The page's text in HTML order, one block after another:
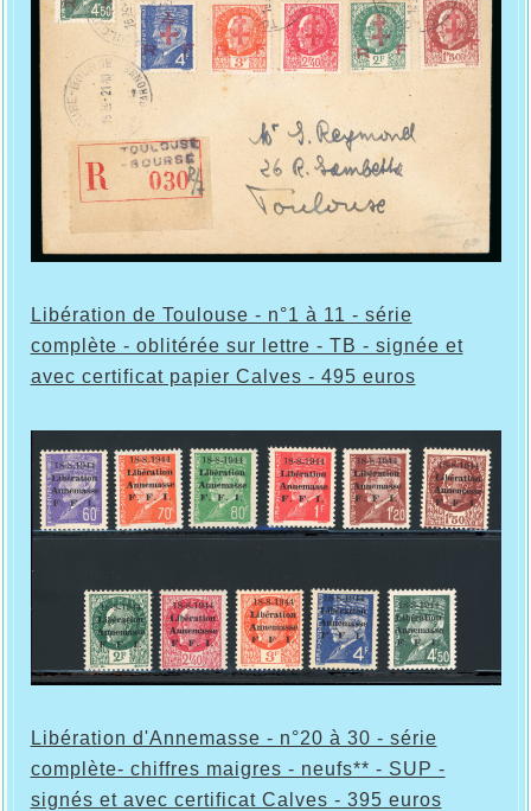
Libération de Toulouse - n°1 à 11 - série
complète - oblitérée sur lettre - TB - signée et
avec certificat papier Calves - 495 euros
Libération d'Annemasse - n°20 à 30 - série
complète- chiffres maigres - neufs** - SUP -
signés et avec certificat Calves - 395 euros